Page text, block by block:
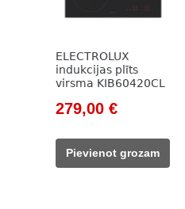
ELECTROLUX
indukcijas plīts
virsma KIB60420CL
Original
was:
313,00 €.
279,00 €Current
279,00 €.
Pievienot grozam